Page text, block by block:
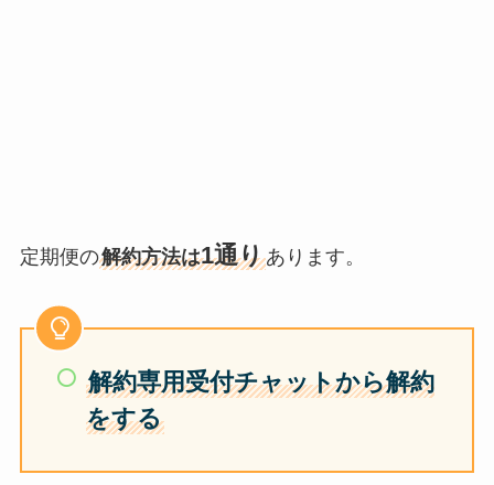
定期便の解約方法は1通りあります。
解約専用受付チャットから解約
をする